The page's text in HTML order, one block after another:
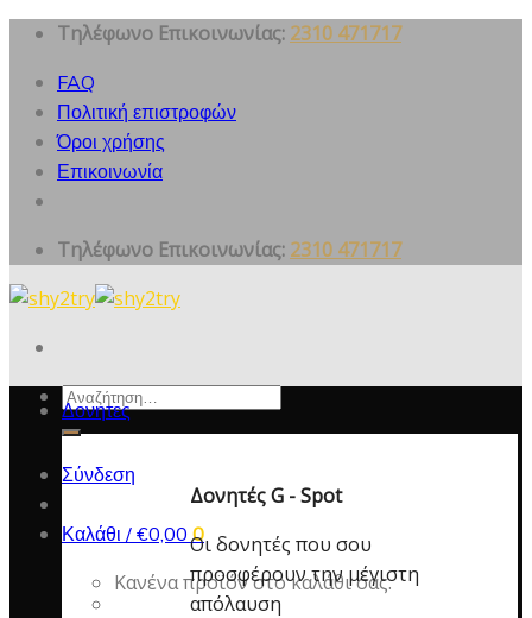
Skip
content
Τηλέφωνο Επικοινωνίας: 2310 471717
FAQ
Πολιτική επιστροφών
Όροι χρήσης
Επικοινωνία
Τηλέφωνο Επικοινωνίας: 2310 471717
Αναζήτηση
για:
Σύνδεση
Καλάθι / €0,00 0
Κανένα προϊόν στο καλάθι σας.
Δονητες
Δονητές G - Spot
Οι δονητές που σου
προσφέρουν την μέγιστη
απόλαυση